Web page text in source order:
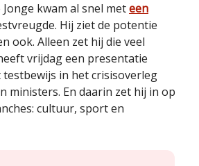
kwam al snel meteen
Hij ziet de potentie
ook. Alleen zet hij die veel
vrijdag een presentatie
testbewijs in het crisisoverleg
ministers. En daarin zet hij in op
cultuur, sport en